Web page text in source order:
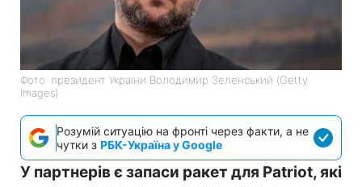
Фото: президент України Володимир Зеленський (Getty
Images)
Розумій ситуацію на фронті через факти, а не
чутки з РБК-Україна у Google
У партнерів є запаси ракет для Patriot, які